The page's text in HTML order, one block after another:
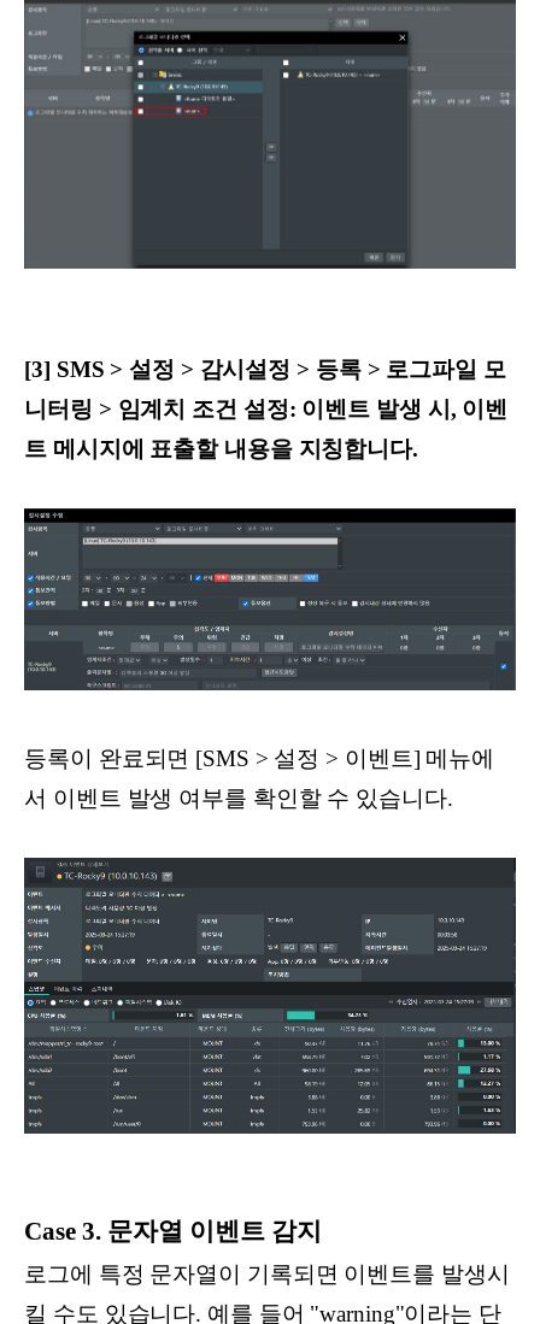
[3] SMS > 설정 > 감시설정 > 등록 > 로그파일 모
니터링 > 임계치 조건 설정: 이벤트 발생 시, 이벤
트 메시지에 표출할 내용을 지칭합니다.
등록이 완료되면 [SMS > 설정 > 이벤트] 메뉴에
서 이벤트 발생 여부를 확인할 수 있습니다.
Case 3. 문자열 이벤트 감지
로그에 특정 문자열이 기록되면 이벤트를 발생시
킬 수도 있습니다. 예를 들어 "warning"이라는 단